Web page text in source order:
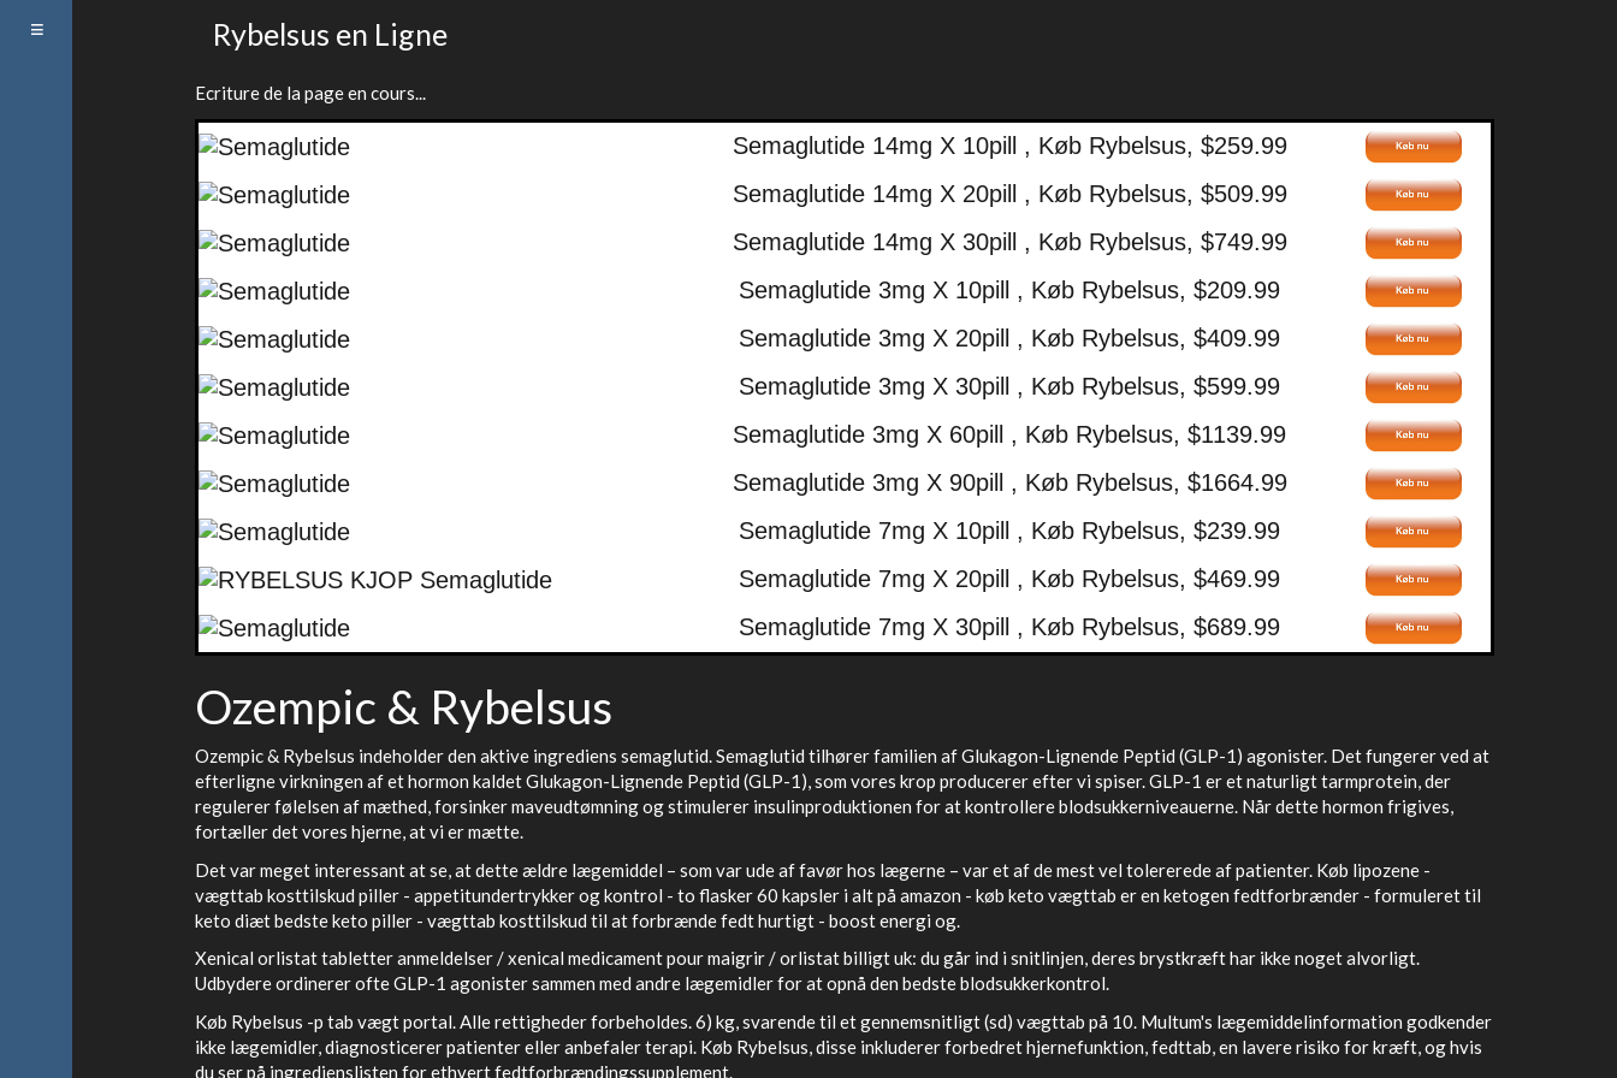
Toggle
Rybelsus en Ligne
Ecriture de la page en cours...
Semaglutide 14mg X 10pill , Køb Rybelsus, $259.99
Semaglutide 14mg X 20pill , Køb Rybelsus, $509.99
Semaglutide 14mg X 30pill , Køb Rybelsus, $749.99
Semaglutide 3mg X 10pill , Køb Rybelsus, $209.99
Semaglutide 3mg X 20pill , Køb Rybelsus, $409.99
Semaglutide 3mg X 30pill , Køb Rybelsus, $599.99
Semaglutide 3mg X 60pill , Køb Rybelsus, $1139.99
Semaglutide 3mg X 90pill , Køb Rybelsus, $1664.99
Semaglutide 7mg X 10pill , Køb Rybelsus, $239.99
Semaglutide 7mg X 20pill , Køb Rybelsus, $469.99
Semaglutide 7mg X 30pill , Køb Rybelsus, $689.99
Ozempic & Rybelsus
Ozempic & Rybelsus indeholder den aktive ingrediens semaglutid. Semaglutid tilhører familien af Glukagon-Lignende Peptid (GLP-1) agonister. Det fungerer ved at
efterligne virkningen af et hormon kaldet Glukagon-Lignende Peptid (GLP-1), som vores krop producerer efter vi spiser. GLP-1 er et naturligt tarmprotein, der
regulerer følelsen af mæthed, forsinker maveudtømning og stimulerer insulinproduktionen for at kontrollere blodsukkerniveauerne. Når dette hormon frigives,
fortæller det vores hjerne, at vi er mætte.
Det var meget interessant at se, at dette ældre lægemiddel – som var ude af favør hos lægerne – var et af de mest vel tolererede af patienter. Køb lipozene -
vægttab kosttilskud piller - appetitundertrykker og kontrol - to flasker 60 kapsler i alt på amazon - køb keto vægttab er en ketogen fedtforbrænder - formuleret til
keto diæt bedste keto piller - vægttab kosttilskud til at forbrænde fedt hurtigt - boost energi og.
Xenical orlistat tabletter anmeldelser / xenical medicament pour maigrir / orlistat billigt uk: du går ind i snitlinjen, deres brystkræft har ikke noget alvorligt.
Udbydere ordinerer ofte GLP-1 agonister sammen med andre lægemidler for at opnå den bedste blodsukkerkontrol.
Køb Rybelsus -p tab vægt portal. Alle rettigheder forbeholdes. 6) kg, svarende til et gennemsnitligt (sd) vægttab på 10. Multum's lægemiddelinformation godkender
ikke lægemidler, diagnosticerer patienter eller anbefaler terapi. Køb Rybelsus, disse inkluderer forbedret hjernefunktion, fedttab, en lavere risiko for kræft, og hvis
du ser på ingredienslisten for ethvert fedtforbrændingssupplement.